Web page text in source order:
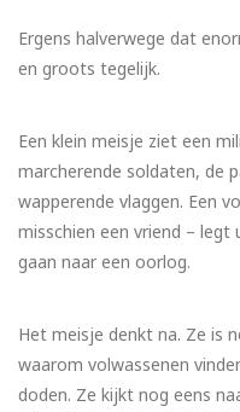
Ergens halverwege dat
en groots tegelijk.
Een klein meisje ziet een
marcherende soldaten, de
wapperende vlaggen. Een
misschien een vriend –
gaan naar een oorlog.
Het meisje denkt na. Ze is
waarom volwassenen
doden. Ze kijkt nog eens